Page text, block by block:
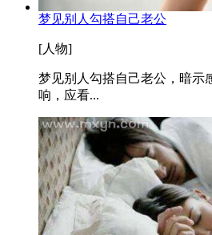
梦见别人勾搭自己老公
[人物]
梦见别人勾搭自己老公，暗示
响，应看...